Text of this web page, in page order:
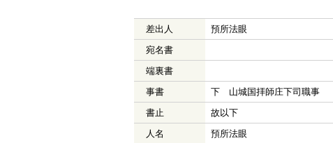
差出人
預所法眼
宛名書
端裏書
事書
下 山城国拝師庄下司職事
書止
故以下
人名
預所法眼